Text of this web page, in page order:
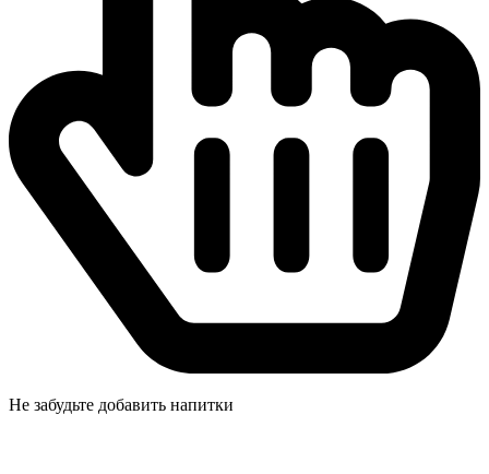
Не забудьте добавить напитки